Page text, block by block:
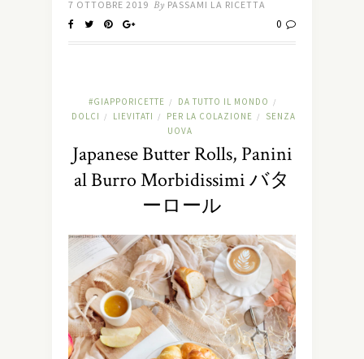
7 OTTOBRE 2019 By PASSAMI LA RICETTA
0
#GIAPPORICETTE / DA TUTTO IL MONDO /
DOLCI / LIEVITATI / PER LA COLAZIONE /
SENZA
UOVA
Japanese Butter Rolls, Panini
al Burro Morbidissimi バタ
ーロール